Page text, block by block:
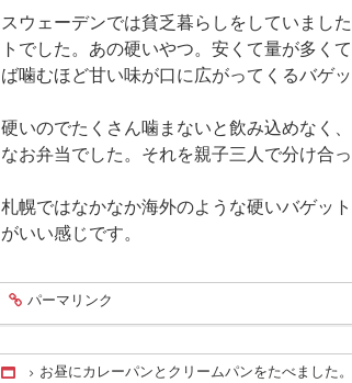
スウェーデンでは貧乏暮らしをしていまし
トでした。あの硬いやつ。安くて量が多く
ば噛むほど甘い味が口に広がってくるバゲッ
硬いのでたくさん噛まないと飲み込めなく
なお弁当でした。それを親子三人で分け合
札幌ではなかなか海外のような硬いバゲッ
がいい感じです。
entry742
パーマリンク
Home
お昼にカレーパンとクリームパンをたべました。